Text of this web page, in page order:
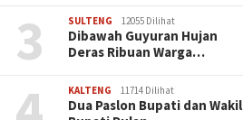
3 SULTENG 12055 Dilihat
Dibawah Guyuran Hujan
Deras Ribuan Warga…
KALTENG 11714 Dilihat
Dua Paslon Bupati dan Wakil